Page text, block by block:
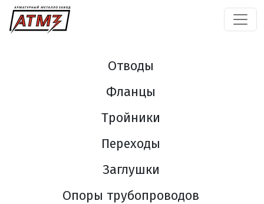
Отводы
Фланцы
Тройники
Переходы
Заглушки
Опоры трубопроводов